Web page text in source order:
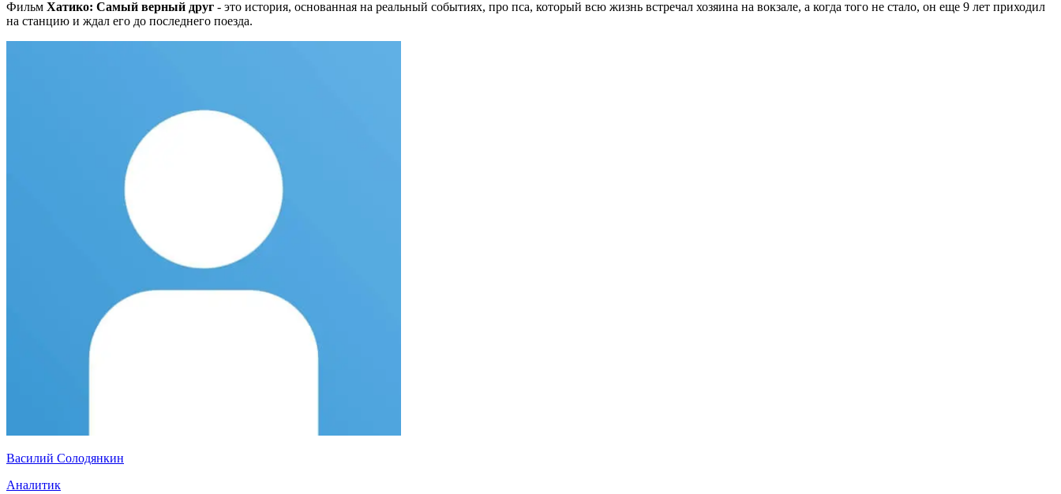
Фильм Хатико: Самый верный друг - это история, основанная на реальный событиях, про пса, который всю жизнь встречал хозяина на вокзале, а когда того не стало, он еще 9 лет приходил
на станцию и ждал его до последнего поезда.
Василий Солодянкин
Аналитик